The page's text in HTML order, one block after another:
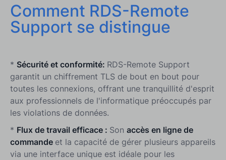
Comment RDS-Remote
Support se distingue
* Sécurité et conformité: RDS-Remote Support
garantit un chiffrement TLS de bout en bout pour
toutes les connexions, offrant une tranquillité d'esprit
aux professionnels de l'informatique préoccupés par
les violations de données.
* Flux de travail efficace : Son accès en ligne de
commande et la capacité de gérer plusieurs appareils
via une interface unique est idéale pour les